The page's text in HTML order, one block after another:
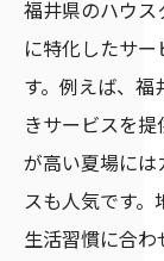
予約
福井県の
口コミと
利用
評判
口コ
福井県のハウ
に特化したサ
す。例えば、
きサービスを
が高い夏場に
スも人気です
生活習慣に合